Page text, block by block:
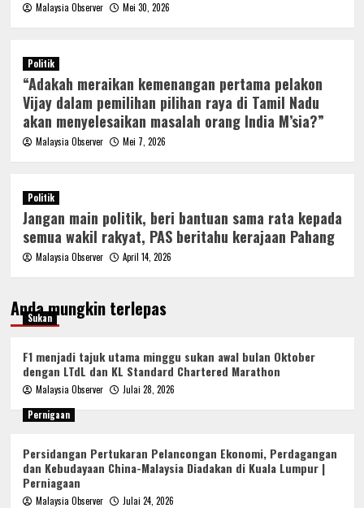
Malaysia Observer Mei 30, 2026
Politik
“Adakah meraikan kemenangan pertama pelakon
Vijay dalam pemilihan pilihan raya di Tamil Nadu
akan menyelesaikan masalah orang India M’sia?”
Malaysia Observer Mei 7, 2026
Politik
Jangan main politik, beri bantuan sama rata kepada
semua wakil rakyat, PAS beritahu kerajaan Pahang
Malaysia Observer April 14, 2026
Anda mungkin terlepas
Sukan
F1 menjadi tajuk utama minggu sukan awal bulan Oktober
dengan LTdL dan KL Standard Chartered Marathon
Malaysia Observer
Julai 28, 2026
Pernigaan
Persidangan Pertukaran Pelancongan Ekonomi, Perdagangan
dan Kebudayaan China-Malaysia Diadakan di Kuala Lumpur |
Perniagaan
Malaysia Observer
Julai 24, 2026